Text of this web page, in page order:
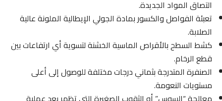
التصاق المواد الجديدة.
تعبئة الفواصل والكسور بمادة الجولي الإيطالية الملونة عالية
الصلابة.
كشط السطح بالأقراص الماسية الخشنة لتسوية أي ارتفاعات بين
قطع الرخام.
الصنفرة المتدرجة بثماني درجات مختلفة للوصول إلى أعلى
مستويات النعومة.